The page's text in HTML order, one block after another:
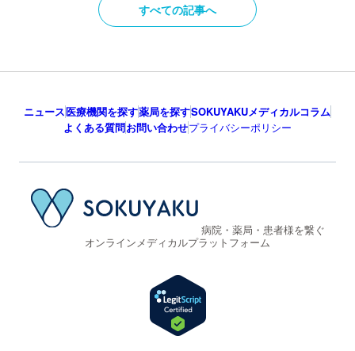
すべての記事へ
ニュース医療機関を探す薬局を探すSOKUYAKUメディカルコラム
よくある質問お問い合わせプライバシーポリシー
病院・薬局・患者様を繋ぐ
オンラインメディカルプラットフォーム